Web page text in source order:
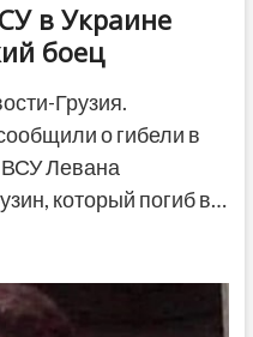
в Украине
боец
Грузия.
о гибели в
ВСУ Левана
который погиб в…